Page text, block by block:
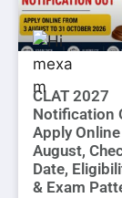
CLAT 2027
Notification
Apply
August,
Date,
& Exam